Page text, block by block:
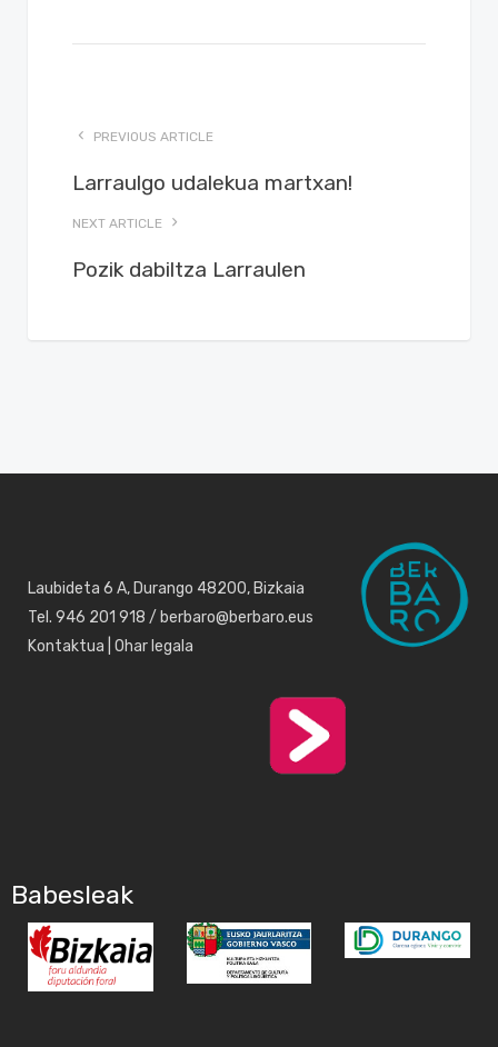
PREVIOUS ARTICLE
Larraulgo udalekua martxan!
NEXT ARTICLE
Pozik dabiltza Larraulen
Laubideta 6 A, Durango 48200, Bizkaia
Tel. 946 201 918 / berbaro@berbaro.eus
Kontaktua Ohar legala
Babesleak